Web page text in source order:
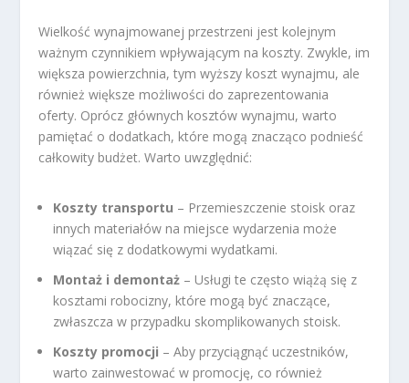
Wielkość wynajmowanej przestrzeni jest kolejnym
ważnym czynnikiem wpływającym na koszty. Zwykle, im
większa powierzchnia, tym wyższy koszt wynajmu, ale
również większe możliwości do zaprezentowania
oferty. Oprócz głównych kosztów wynajmu, warto
pamiętać o dodatkach, które mogą znacząco podnieść
całkowity budżet. Warto uwzględnić:
Koszty transportu – Przemieszczenie stoisk oraz
innych materiałów na miejsce wydarzenia może
wiązać się z dodatkowymi wydatkami.
Montaż i demontaż – Usługi te często wiążą się z
kosztami robocizny, które mogą być znaczące,
zwłaszcza w przypadku skomplikowanych stoisk.
Koszty promocji – Aby przyciągnąć uczestników,
warto zainwestować w promocję, co również